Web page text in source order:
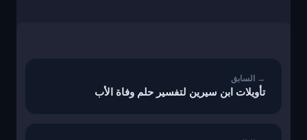
تأويلات ابن سيرين لتفسير حلم وفاة الأب